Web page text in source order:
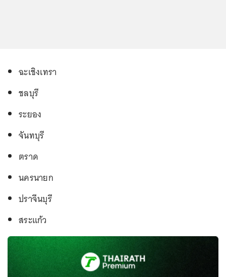
ฉะเชิงเทรา
ชลบุรี
ระยอง
จันทบุรี
ตราด
นครนายก
ปราจีนบุรี
สระแก้ว